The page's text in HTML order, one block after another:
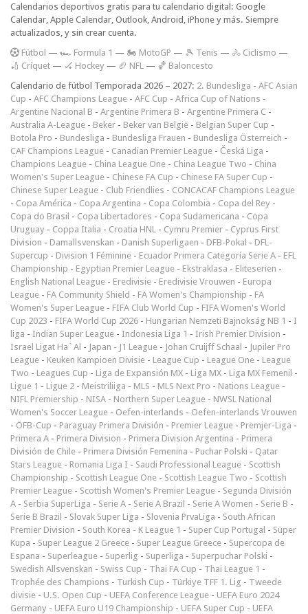
Calendarios deportivos gratis para tu calendario digital: Google
Calendar, Apple Calendar, Outlook, Android, iPhone y más. Siempre
actualizados, y sin crear cuenta.
Fútbol — 🏎️ Formula 1 — 🏍 MotoGP — 🎾 Tenis — 🚴 Ciclismo —
🏏 Críquet — 🏑 Hockey — 🏈 NFL — 🏀 Baloncesto
Calendario de fútbol Temporada 2026 – 2027: 2. Bundesliga - AFC Asian
Cup - AFC Champions League - AFC Cup - Africa Cup of Nations -
Argentine Nacional B - Argentine Primera B - Argentine Primera C -
Australia A-League - Beker - Beker van België - Belgian Super Cup -
Botola Pro - Bundesliga - Bundesliga Frauen - Bundesliga Österreich -
CAF Champions League - Canadian Premier League - Česká Liga -
Champions League - China League One - China League Two - China
Women's Super League - Chinese FA Cup - Chinese FA Super Cup -
Chinese Super League - Club Friendlies - CONCACAF Champions League
- Copa América - Copa Argentina - Copa Colombia - Copa del Rey -
Copa do Brasil - Copa Libertadores - Copa Sudamericana - Copa
Uruguay - Coppa Italia - Croatia HNL - Cymru Premier - Cyprus First
Division - Damallsvenskan - Danish Superligaen - DFB-Pokal - DFL-
Supercup - Division 1 Féminine - Ecuador Primera Categoría Serie A - EFL
Championship - Egyptian Premier League - Ekstraklasa - Eliteserien -
English National League - Eredivisie - Eredivisie Vrouwen - Europa
League - FA Community Shield - FA Women's Championship - FA
Women's Super League - FIFA Club World Cup - FIFA Women's World
Cup 2023 - FIFA World Cup 2026 - Hungarian Nemzeti Bajnokság NB 1 - I
liga - Indian Super League - Indonesia Liga 1 - Irish Premier Division -
Israel Ligat Ha`Al - Japan - J1 League - Johan Cruijff Schaal - Jupiler Pro
League - Keuken Kampioen Divisie - League Cup - League One - League
Two - Leagues Cup - Liga de Expansión MX - Liga MX - Liga MX Femenil -
Ligue 1 - Ligue 2 - Meistriliiga - MLS - MLS Next Pro - Nations League -
NIFL Premiership - NISA - Northern Super League - NWSL National
Women's Soccer League - Oefen-interlands - Oefen-interlands Vrouwen
- ÖFB-Cup - Paraguay Primera División - Premier League - Premjer-Liga -
Primera A - Primera Division - Primera Division Argentina - Primera
División de Chile - Primera División Femenina - Puchar Polski - Qatar
Stars League - Romania Liga I - Saudi Professional League - Scottish
Championship - Scottish League One - Scottish League Two - Scottish
Premier League - Scottish Women's Premier League - Segunda División
A - Serbia SuperLiga - Serie A - Serie A Brazil - Serie A Women - Serie B -
Serie B Brazil - Slovak Super Liga - Slovenia PrvaLiga - South African
Premier Division - South Korea - K League 1 - Super Cup Portugal - Süper
Kupa - Super League 2 Greece - Super League Greece - Supercopa de
Espana - Superleague - Superlig - Superliga - Superpuchar Polski -
Swedish Allsvenskan - Swiss Cup - Thai FA Cup - Thai League 1 -
Trophée des Champions - Turkish Cup - Türkiye TFF 1. Lig - Tweede
divisie - U.S. Open Cup - UEFA Conference League - UEFA Euro 2024
Germany - UEFA Euro U19 Championship - UEFA Super Cup - UEFA